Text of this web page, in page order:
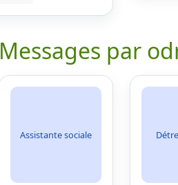
Messages par
Assistante sociale